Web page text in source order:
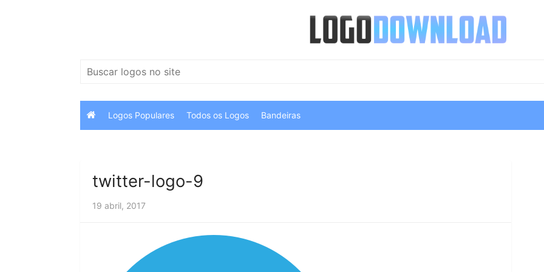
Pesquisar
Logos Populares Todos os Logos Bandeiras
twitter-logo-9
19 abril, 2017